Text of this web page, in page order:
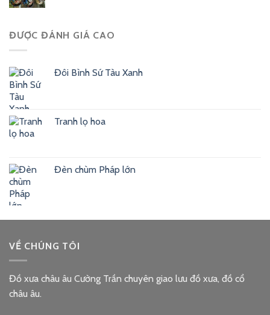
ĐƯỢC ĐÁNH GIÁ CAO
Đôi Bình Sứ Tàu Xanh
Tranh lọ hoa
Đèn chùm Pháp lớn
VỀ CHÚNG TÔI
Đồ xưa châu âu Cường Trần chuyên giao lưu đồ xưa, đồ cổ
châu âu.